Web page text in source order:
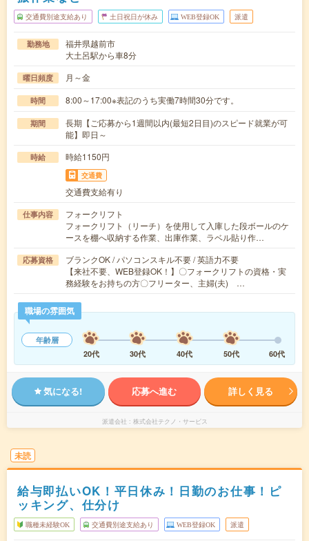
交通費別途支給あり 土日祝日が休み WEB登録OK 派遣
勤務地
福井県越前市
大土呂駅から車8分
曜日頻度 月～金
時間 8:00～17:00※表記のうち実働7時間30分です。
期間
長期【ご応募から1週間以内(最短2日目)のスピード就業が可
能】即日～
時給 時給1150円
交通費
交通費支給有り
仕事内容
フォークリフト
フォークリフト（リーチ）を使用して入庫した段ボールのケ
ースを棚へ収納する作業、出庫作業、ラベル貼り作…
応募資格
ブランクOK / パソコンスキル不要 / 英語力不要
【来社不要、WEB登録OK！】〇フォークリフトの資格・実
務経験をお持ちの方〇フリーター、主婦(夫) …
職場の雰囲気
年齢層
20代
30代 40代 50代 60代
気になる! 応募へ進む 詳しく見る
派遣会社 株式会社テクノ・サービス
未読
給与即払いOK！平日休み！日勤のお仕事！ピ
ッキング、仕分け
職種未経験OK 交通費別途支給あり WEB登録OK 派遣